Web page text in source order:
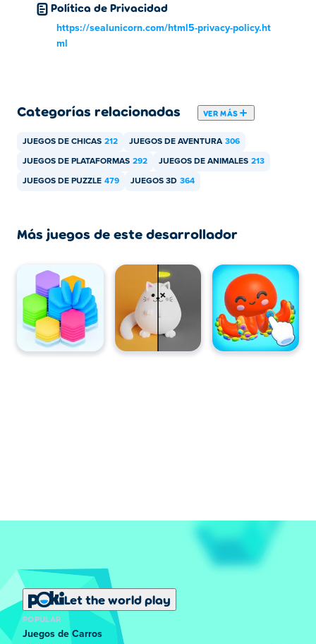
Política de Privacidad
https://sealunicorn.com/html5-privacy-policy.ht
ml
Categorías relacionadas VER MÁS
JUEGOS DE CHICAS 212 JUEGOS DE AVENTURA 306
JUEGOS DE PLATAFORMAS 292 JUEGOS DE ANIMALES 213
JUEGOS DE PUZZLE 479 JUEGOS 3D 364
Más juegos de este desarrollador
Let the world play
POPULAR
Juegos de Carros